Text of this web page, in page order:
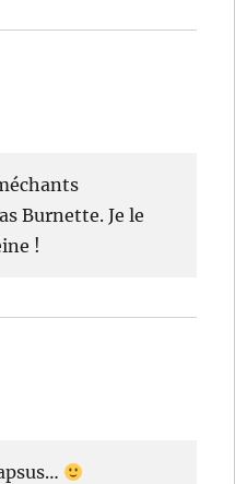
Burnette. Je le
!